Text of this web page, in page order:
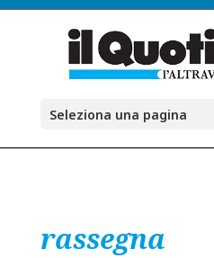
Seleziona una pagina
rassegna